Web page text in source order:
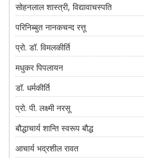
सोहनलाल शास्त्री, विद्यावाचस्पति
परिनिब्बुत नानकचन्द रत्तू
प्रो. डॉ. विमलकीर्ति
मधुकर पिपलायन
डॉ. धर्मकीर्ति
प्रो. पी. लक्ष्मी नरसू
बौद्धाचार्य शान्ति स्वरूप बौद्ध
आचार्य भद्रशील रावत